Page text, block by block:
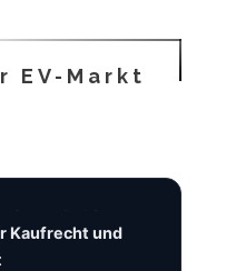
EV-Markt
Kaufrecht und